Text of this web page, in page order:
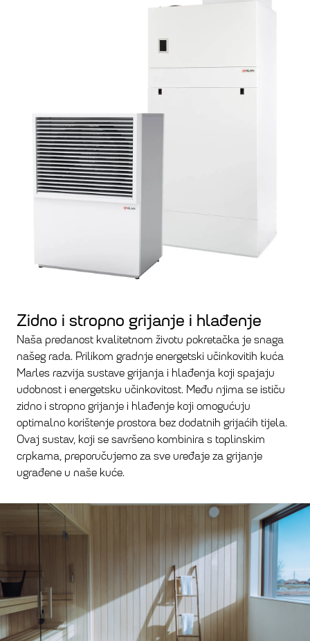
Zidno i stropno grijanje i hlađenje
Naša predanost kvalitetnom životu pokretačka je snaga
našeg rada. Prilikom gradnje energetski učinkovitih kuća
Marles razvija sustave grijanja i hlađenja koji spajaju
udobnost i energetsku učinkovitost. Među njima se ističu
zidno i stropno grijanje i hlađenje koji omogućuju
optimalno korištenje prostora bez dodatnih grijaćih tijela.
Ovaj sustav, koji se savršeno kombinira s toplinskim
crpkama, preporučujemo za sve uređaje za grijanje
ugrađene u naše kuće.